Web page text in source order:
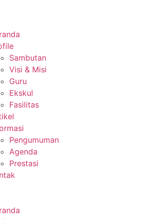
Sambutan
Visi & Misi
Guru
Ekskul
Fasilitas
Pengumuman
Agenda
Prestasi